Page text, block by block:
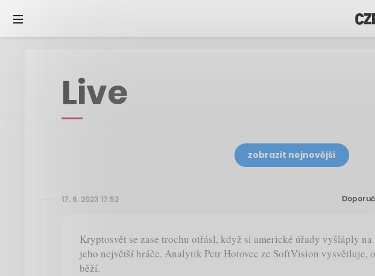
Live
zobrazit nejnovější
17. 6. 2023 17:52
Kryptosvět se zase trochu otřásl, když si americké úřady vyšláply na
jeho největší hráče. Analytik Petr Hotovec ze SoftVision vysvětluje,
běží.